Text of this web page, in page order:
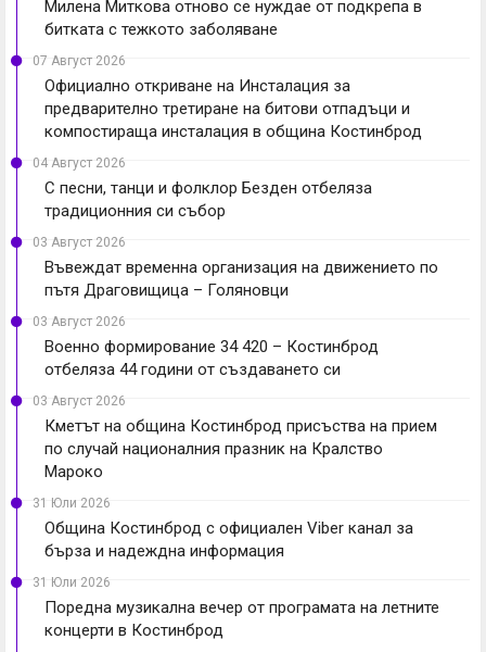
Милена Миткова отново се нуждае от подкрепа в
битката с тежкото заболяване
07 Август 2026
Официално откриване на Инсталация за
предварително третиране на битови отпадъци и
компостираща инсталация в община Костинброд
04 Август 2026
С песни, танци и фолклор Безден отбеляза
традиционния си събор
03 Август 2026
Въвеждат временна организация на движението по
пътя Драговищица – Голяновци
03 Август 2026
Военно формирование 34 420 – Костинброд
отбеляза 44 години от създаването си
03 Август 2026
Кметът на община Костинброд присъства на прием
по случай националния празник на Кралство
Мароко
31 Юли 2026
Община Костинброд с официален Viber канал за
бърза и надеждна информация
31 Юли 2026
Поредна музикална вечер от програмата на летните
концерти в Костинброд